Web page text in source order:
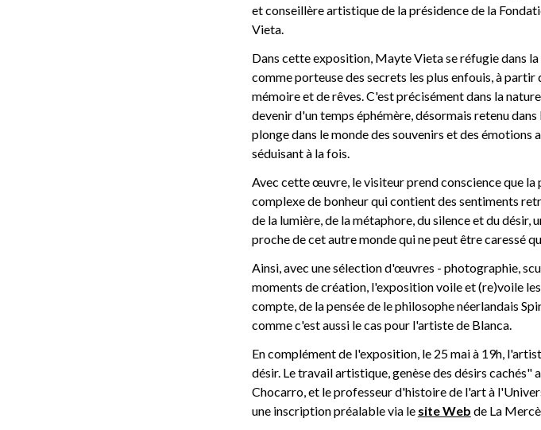
et conseillère artistique de la présidence de la
Vieta.
Dans cette exposition, Mayte Vieta se réfugie dans
comme porteuse des secrets les plus enfouis, à
mémoire et de rêves. C'est précisément dans la
devenir d'un temps éphémère, désormais retenu
plonge dans le monde des souvenirs et des
séduisant à la fois.
Avec cette œuvre, le visiteur prend conscience que
complexe de bonheur qui contient des sentiments
de la lumière, de la métaphore, du silence et du
proche de cet autre monde qui ne peut être caressé
Ainsi, avec une sélection d'œuvres - photographie,
moments de création, l'exposition voile et (re)voile
compte, de la pensée de le philosophe néerlandais
comme c'est aussi le cas pour l'artiste de Blanca.
En complément de l'exposition, le 25 mai à 19h,
désir. Le travail artistique, genèse des désirs
Chocarro, et le professeur d'histoire de l'art à
une inscription préalable via le site Web de La Mercè .